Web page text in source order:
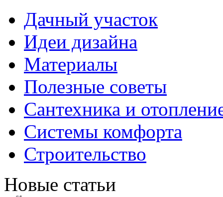
Дачный участок
Идеи дизайна
Материалы
Полезные советы
Сантехника и
Системы комфорта
Строительство
Новые статьи